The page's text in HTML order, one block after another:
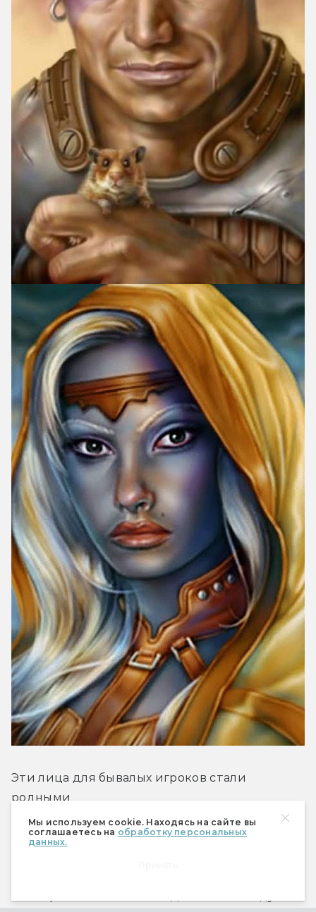
Мы используем cookie. Находясь на сайте вы
соглашаетесь на обработку персональных
данных.
Эти лица для бывалых игроков стали
родными
Их были десятки. Все они несли своё бремя.